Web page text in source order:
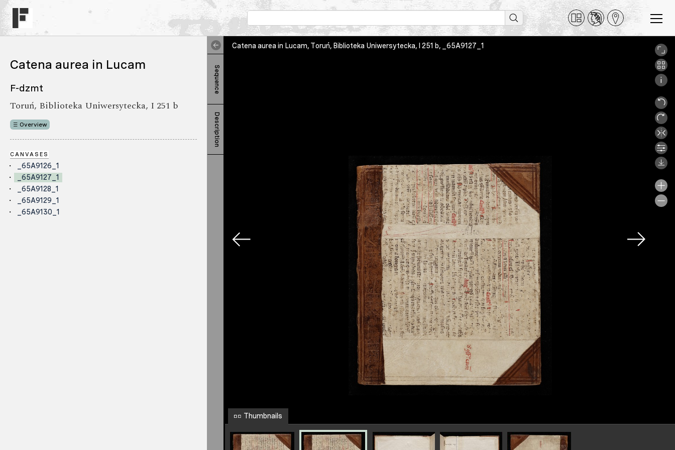
Catena aurea in Lucam
F-dzmt
Toruń, Biblioteka Uniwersytecka, I 251 b
Overview
CANVASES
_65A9126_1
_65A9127_1
_65A9128_1
_65A9129_1
_65A9130_1
Sequence
Description
Catena aurea in Lucam, Toruń, Biblioteka Uniwersytecka, I 251 b, _65A9127_1
Thumbnails